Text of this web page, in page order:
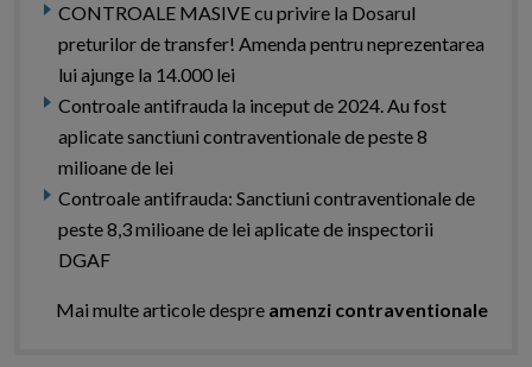
CONTROALE MASIVE cu privire la Dosarul
preturilor de transfer! Amenda pentru neprezentarea
lui ajunge la 14.000 lei
Controale antifrauda la inceput de 2024. Au fost
aplicate sanctiuni contraventionale de peste 8
milioane de lei
Controale antifrauda: Sanctiuni contraventionale de
peste 8,3 milioane de lei aplicate de inspectorii
DGAF
Mai multe articole despre amenzi contraventionale